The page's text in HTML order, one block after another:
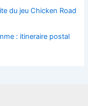
du jeu Chicken Road
: itineraire postal